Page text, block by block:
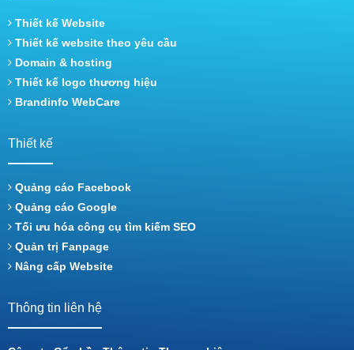
Thiết kế Website
Thiết kế website theo yêu cầu
Domain & hosting
Thiết kế logo thương hiệu
Brandinfo WebCare
Thiết kế
Quảng cáo Facebook
Quảng cáo Google
Tối ưu hóa công cụ tìm kiếm SEO
Quản trị Fanpage
Nâng cấp Website
Thông tin liên hệ